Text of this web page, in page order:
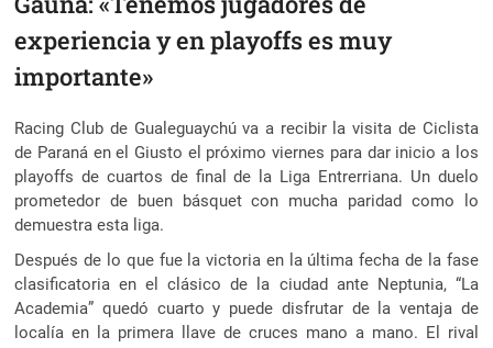
experiencia y en playoffs es muy
importante»
Racing Club de Gualeguaychú va a recibir la visita de Ciclista
de Paraná en el Giusto el próximo viernes para dar inicio a los
playoffs de cuartos de final de la Liga Entrerriana. Un duelo
prometedor de buen básquet con mucha paridad como lo
demuestra esta liga.
Después de lo que fue la victoria en la última fecha de la fase
clasificatoria en el clásico de la ciudad ante Neptunia, “La
Academia” quedó cuarto y puede disfrutar de la ventaja de
localía en la primera llave de cruces mano a mano. El rival